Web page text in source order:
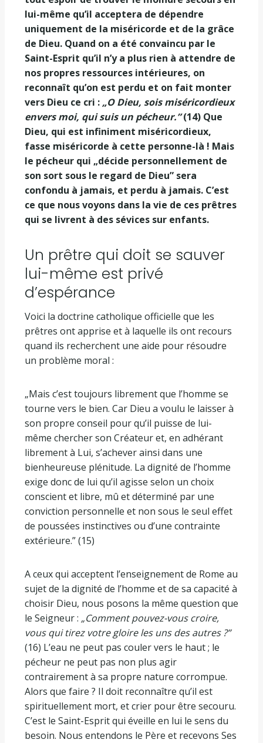
lui-même qu’il acceptera de dépendre
uniquement de la miséricorde et de la grâce
de Dieu. Quand on a été convaincu par le
Saint-Esprit qu’il n’y a plus rien à attendre de
nos propres ressources intérieures, on
reconnaît qu’on est perdu et on fait monter
vers Dieu ce cri : „O Dieu, sois miséricordieux
envers moi, qui suis un pécheur.”(14) Que
Dieu, qui est infiniment miséricordieux,
fasse miséricorde à cette personne-là ! Mais
le pécheur qui „décide personnellement de
son sort sous le regard de Dieu” sera
confondu à jamais, et perdu à jamais. C’est
ce que nous voyons dans la vie de ces prêtres
qui se livrent à des sévices sur enfants.
Un prêtre qui doit se sauver
lui-même est privé
d’espérance
Voici la doctrine catholique officielle que les
prêtres ont apprise et à laquelle ils ont recours
quand ils recherchent une aide pour résoudre
un problème moral :
„Mais c’est toujours librement que l’homme se
tourne vers le bien. Car Dieu a voulu le laisser à
son propre conseil pour qu’il puisse de lui-
même chercher son Créateur et, en adhérant
librement à Lui, s’achever ainsi dans une
bienheureuse plénitude. La dignité de l’homme
exige donc de lui qu’il agisse selon un choix
conscient et libre, mû et déterminé par une
conviction personnelle et non sous le seul effet
de poussées instinctives ou d’une contrainte
extérieure.” (15)
A ceux qui acceptent l’enseignement de Rome au
sujet de la dignité de l’homme et de sa capacité à
choisir Dieu, nous posons la même question que
le Seigneur : „Comment pouvez-vous croire,
vous qui tirez votre gloire les uns des autres ?”
(16) L’eau ne peut pas couler vers le haut ; le
pécheur ne peut pas non plus agir
contrairement à sa propre nature corrompue.
Alors que faire ? Il doit reconnaître qu’il est
spirituellement mort, et crier pour être secouru.
C’est le Saint-Esprit qui éveille en lui le sens du
besoin. Nous entendons le Père et recevons Ses